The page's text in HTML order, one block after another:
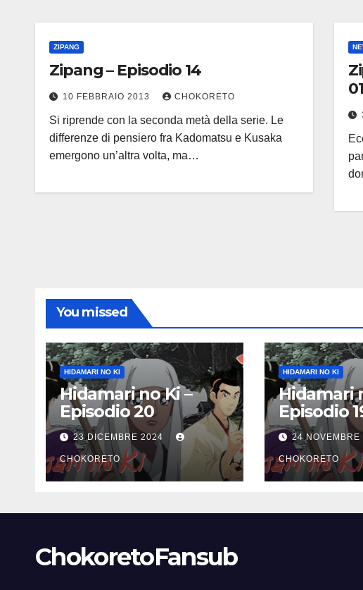
ZIPANG
Zipang – Episodio 14
10 FEBBRAIO 2013 CHOKORETO
Si riprende con la seconda metà della serie. Le
differenze di pensiero fra Kadomatsu e Kusaka
emergono un’altra volta, ma…
You missed
HIDAMARI NO KI
Hidamari no Ki –
Episodio 20
23 DICEMBRE 2024
CHOKORETO
HIDAMARI NO KI
Hidamari
Episodio
24 NOVEMBRE
CHOKORETO
ChokoretoFansub